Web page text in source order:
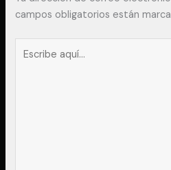
campos obligatorios están
aquí...